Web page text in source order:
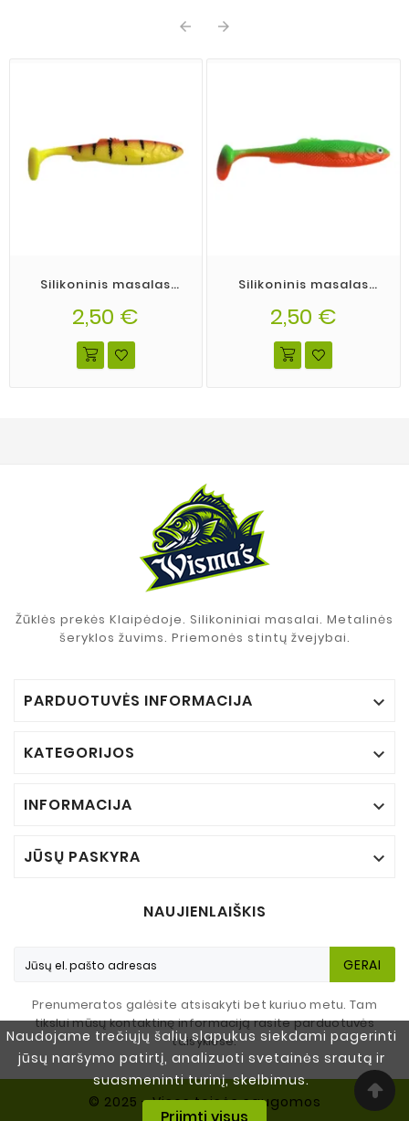
Naudojame trečiųjų šalių slapukus siekdami pagerinti
jūsų naršymo patirtį, analizuoti svetainės srautą ir
suasmeninti turinį, skelbimus.
 
Silikoninis masalas
spalva 20
2,50 €
Silikoninis masalas
spalva 06
2,50 €
Žūklės prekės Klaipėdoje. Silikoniniai masalai. Metalinės
šeryklos žuvims. Priemonės stintų žvejybai.
PARDUOTUVĖS INFORMACIJA 
KATEGORIJOS 
INFORMACIJA 
JŪSŲ PASKYRA 
NAUJIENLAIŠKIS
GERAI
Prenumeratos galėsite atsisakyti bet kuriuo metu. Tam
tikslui mūsų kontaktinę informaciją rasite parduotuvės
taisyklėse.
© 2025 - Visos teisės saugomos